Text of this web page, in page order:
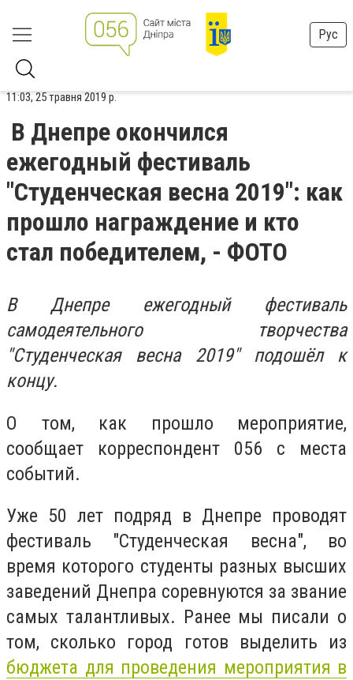
Рус
11:03, 25 травня 2019 р.
В Днепре окончился
ежегодный фестиваль
"Студенческая весна 2019": как
прошло награждение и кто
стал победителем, - ФОТО
В Днепре ежегодный фестиваль
самодеятельного творчества
"Студенческая весна 2019" подошёл к
концу.
О том, как прошло мероприятие,
сообщает корреспондент 056 с места
событий.
Уже 50 лет подряд в Днепре проводят
фестиваль "Студенческая весна", во
время которого студенты разных высших
заведений Днепра соревнуются за звание
самых талантливых. Ранее мы писали о
том, сколько город готов выделить из
бюджета для проведения мероприятия в